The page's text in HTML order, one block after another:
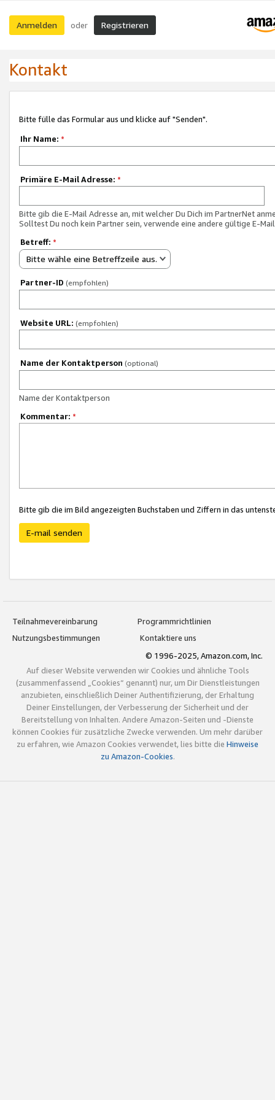
Anmelden oder Registrieren
Kontakt
Bitte fülle das Formular aus und klicke auf "Senden".
Ihr Name: *
Primäre E-Mail Adresse: *
Bitte gib die E-Mail Adresse an, mit welcher Du Dich im PartnerNet
Solltest Du noch kein Partner sein, verwende eine andere gültige E-
Betreff: *
Bitte wähle eine Betreffzeile aus.
Partner-ID (empfohlen)
Website URL: (empfohlen)
Name der Kontaktperson (optional)
Name der Kontaktperson
Kommentar: *
Bitte gib die im Bild angezeigten Buchstaben und Ziffern in das
E-mail senden
Teilnahmevereinbarung
Programmrichtlinien
Nutzungsbestimmungen
Kontaktiere uns
© 1996-2025, Amazon.com, Inc.
Auf dieser Website verwenden wir Cookies und ähnliche Tools
(zusammenfassend „Cookies“ genannt) nur, um Dir Dienstleistungen
anzubieten, einschließlich Deiner Authentifizierung, der Erhaltung
Deiner Einstellungen, der Verbesserung der Sicherheit und der
Bereitstellung von Inhalten. Andere Amazon-Seiten und -Dienste
können Cookies für zusätzliche Zwecke verwenden. Um mehr darüber
zu erfahren, wie Amazon Cookies verwendet, lies bitte die Hinweise
zu Amazon-Cookies.